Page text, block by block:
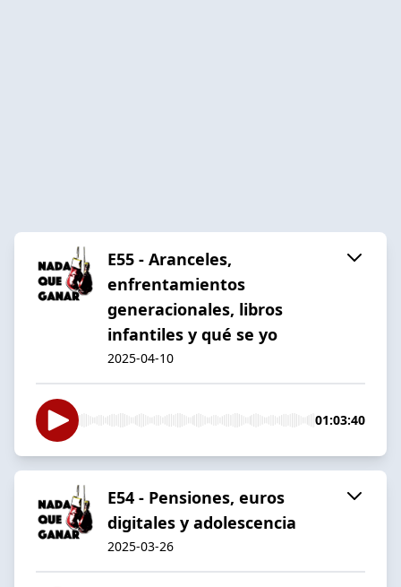
E55 - Aranceles,
enfrentamientos
generacionales, libros
infantiles y qué se yo
2025-04-10
01:03:40
E54 - Pensiones, euros
digitales y adolescencia
2025-03-26